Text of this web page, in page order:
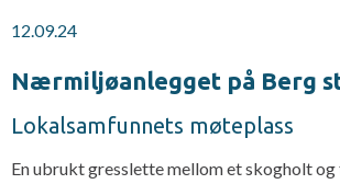
12.09.24
Nærmiljøanlegget på Berg
Lokalsamfunnets møteplass
En ubrukt gresslette mellom et skogholt